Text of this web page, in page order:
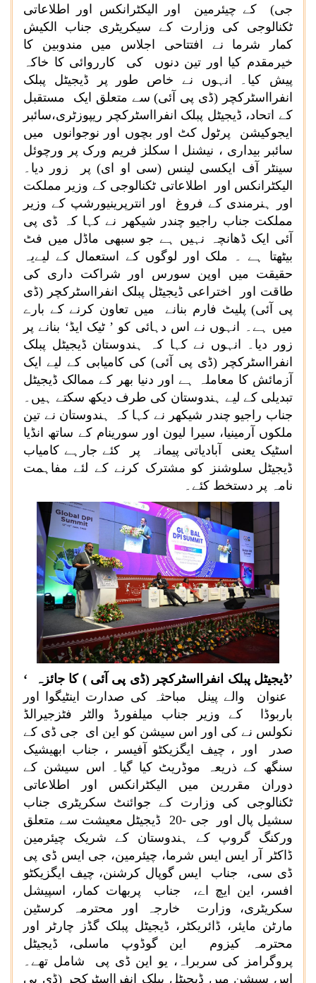
جی) کے چیئرمین اور الیکٹرانکس اور اطلاعاتی
ٹکنالوجی کی وزارت کے سیکریٹری جناب الکیش
کمار شرما نے افتتاحی اجلاس میں مندوبین کا
خیرمقدم کیا اور تین دنوں کی کارروائی کا خاکہ
پیش کیا۔ انہوں نے خاص طور پر ڈیجیٹل پبلک
انفرااسٹرکچر (ڈی پی آئی) سے متعلق ایک مستقبل
کے اتحاد، ڈیجیٹل پبلک انفرااسٹرکچر ریپوزٹری،سائبر
ایجوکیشن پرٹول کٹ اور بچوں اور نوجوانوں میں
سائبر بیداری ، نیشنل ا سکلز فریم ورک پر ورچوئل
سینٹر آف ایکسی لینس (سی او ای) پر زور دیا۔
الیکٹرانکس اور اطلاعاتی ٹکنالوجی کے وزیر مملکت
اور ہنرمندی کے فروغ اور انترپرینیورشپ کے وزیر
مملکت جناب راجیو چندر شیکھر نے کہا کہ ڈی پی
آئی ایک ڈھانچہ نہیں ہے جو سبھی ماڈل میں فٹ
بیٹھتا ہے ۔ ملک اور لوگوں کے استعمال کے لیےیہ
حقیقت میں اوپن سورس اور شراکت داری کی
طاقت اور اختراعی ڈیجیٹل پبلک انفرااسٹرکچر (ڈی
پی آئی) پلیٹ فارم بنانے میں تعاون کرنے کے بارے
میں ہے۔ انہوں نے اس دہائی کو ’ ٹیک ایڈ‘ بنانے پر
زور دیا۔ انہوں نے کہا کہ ہندوستان ڈیجیٹل پبلک
انفرااسٹرکچر (ڈی پی آئی) کی کامیابی کے لیے ایک
آزمائش کا معاملہ ہے اور دنیا بھر کے ممالک ڈیجیٹل
تبدیلی کے لیے ہندوستان کی طرف دیکھ سکتے ہیں۔
جناب راجیو چندر شیکھر نے کہا کہ ہندوستان نے تین
ملکوں آرمینیا، سیرا لیون اور سورینام کے ساتھ انڈیا
اسٹیک یعنی آبادیاتی پیمانہ پر کئے جارہے کامیاب
ڈیجیٹل سلوشنز کو مشترک کرنے کے لئے مفاہمت
نامہ پر دستخط کئے۔
’ڈیجیٹل پبلک انفرااسٹرکچر (ڈی پی آئی ) کا جائزہ ‘
عنوان والے پینل مباحثہ کی صدارت اینٹیگوا اور
باربوڈا کے وزیر جناب میلفورڈ والٹر فٹزجیرالڈ
نکولس نے کی اور اس سیشن کو این ای جی ڈی کے
صدر اور ، چیف ایگزیکٹو آفیسر ، جناب ابھیشیک
سنگھ کے ذریعہ موڈریٹ کیا گیا۔ اس سیشن کے
دوران مقررین میں الیکٹرانکس اور اطلاعاتی
ٹکنالوجی کی وزارت کے جوائنٹ سکریٹری جناب
سشیل پال اور جی -20 ڈیجیٹل معیشت سے متعلق
ورکنگ گروپ کے ہندوستان کے شریک چیئرمین
ڈاکٹر آر ایس ایس شرما، چیئرمین، جی ایس ڈی پی
ڈی سی، جناب ایس گوپال کرشنن، چیف ایگزیکٹو
افسر، این ایچ اے، جناب پربھات کمار، اسپیشل
سکریٹری، وزارت خارجہ اور محترمہ کرسٹین
مارٹن مایئر، ڈائریکٹر، ڈیجیٹل پبلک گڈز چارٹر اور
محترمہ کیزوم این گوڈوپ ماسلی، ڈیجیٹل
پروگرامز کی سربراہ، یو این ڈی پی شامل تھے۔
اس سیشن میں ڈیجیٹل پبلک انفرااسٹرکچر (ڈی پی